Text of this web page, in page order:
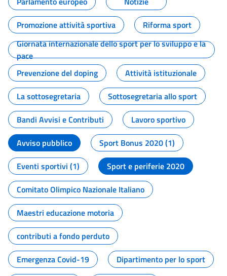
Promozione attività sportiva
Riforma sport
Giornata internazionale dello sport per lo sviluppo e la
pace
Prevenzione del doping
Attività istituzionale
La sottosegretaria
Sottosegretaria allo sport
Bandi Avvisi e Contributi
Lavoro sportivo
Avviso pubblico
Sport Bonus 2020 (1)
Eventi sportivi (1)
Sport e periferie 2020
Comitato Olimpico Nazionale Italiano
Maestri educazione motoria
contributi a fondo perduto
Emergenza Covid-19
Dipartimento per lo sport